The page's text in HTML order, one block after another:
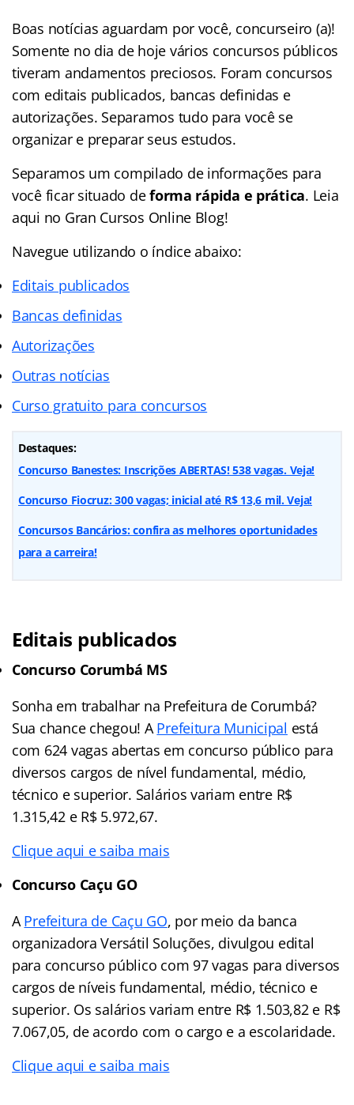
Boas notícias aguardam por você, concurseiro (a)!
Somente no dia de hoje vários concursos públicos
tiveram andamentos preciosos. Foram concursos
com editais publicados, bancas definidas e
autorizações. Separamos tudo para você se
organizar e preparar seus estudos.
Separamos um compilado de informações para
você ficar situado deforma rápida e prática. Leia
aqui no Gran Cursos Online Blog!
Navegue utilizando o índiceabaixo:
Editais publicados
Bancas definidas
Autorizações
Outras notícias
Curso gratuito para concursos
Destaques:
Concurso Banestes: Inscrições ABERTAS! 538 vagas. Veja!
Concurso Fiocruz: 300 vagas; inicial até R$ 13,6 mil. Veja!
Concursos Bancários: confira as melhores oportunidades
para a carreira!
Editais publicados
Concurso Corumbá MS
Sonha em trabalhar na Prefeitura de Corumbá?
Sua chance chegou! APrefeitura Municipal está
com 624 vagas abertas em concurso público para
diversos cargos de nível fundamental, médio,
técnico e superior. Salários variam entre R$
1.315,42 e R$ 5.972,67.
Clique aqui e saiba mais
Concurso Caçu GO
APrefeitura de Caçu GO, por meio da banca
organizadora Versátil Soluções, divulgou edital
para concurso público com 97 vagas para diversos
cargos de níveis fundamental, médio, técnico e
superior. Os salários variam entre R$ 1.503,82 e R$
7.067,05, de acordo com o cargo e a escolaridade.
Clique aqui e saiba mais